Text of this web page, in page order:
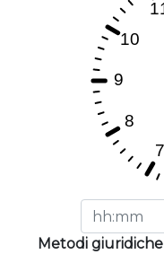
Metodi giuridiche